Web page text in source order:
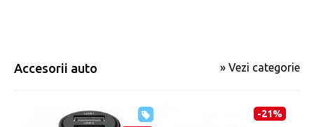
Accesorii auto » Vezi categorie
-21%